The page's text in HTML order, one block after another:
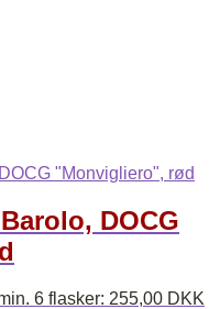
DOCG
6 flasker: 255,00 DKK